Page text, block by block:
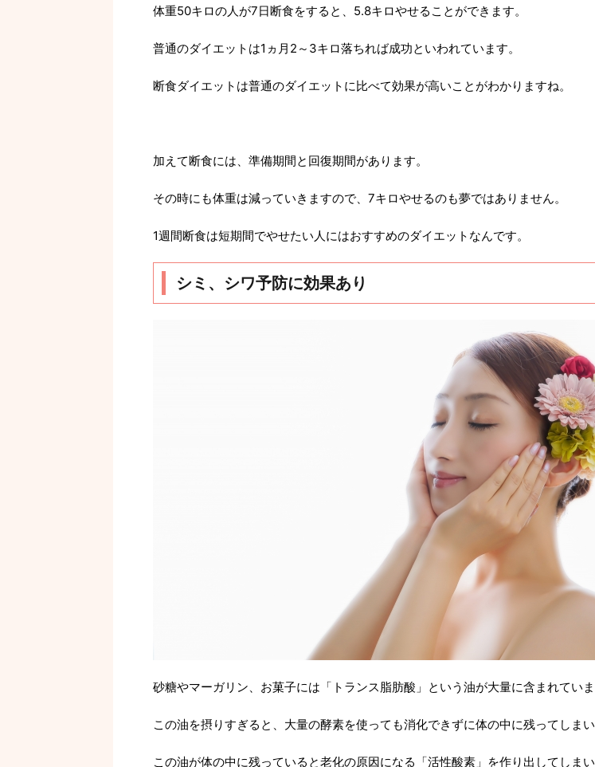
体重50キロの人が7日断食をすると、5.8キロやせることができます。
普通のダイエットは1ヵ月2～3キロ落ちれば成功といわれています。
断食ダイエットは普通のダイエットに比べて効果が高いことがわかりますね。
加えて断食には、準備期間と回復期間があります。
その時にも体重は減っていきますので、7キロやせるのも夢ではありません。
1週間断食は短期間でやせたい人にはおすすめのダイエットなんです。
シミ、シワ予防に効果あり
砂糖やマーガリン、お菓子には「トランス脂肪酸」という油が大量に含まれていま
この油を摂りすぎると、大量の酵素を使っても消化できずに体の中に残ってしまい
この油が体の中に残っていると老化の原因になる「活性酸素」を作り出してしまい